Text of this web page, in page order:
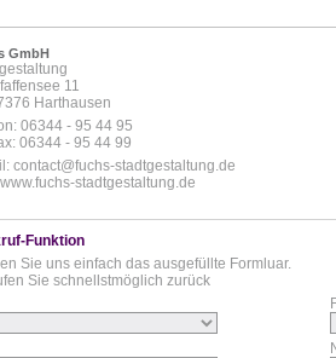
GmbH
11
Harthausen
06344 - 95 44 95
06344 - 95 44 99
contact@fuchs-stadtgestaltung.de
www.fuchs-stadtgestaltung.de
Funktion
Sie uns einfach das ausgefüllte Formluar.
Sie schnellstmöglich zurück